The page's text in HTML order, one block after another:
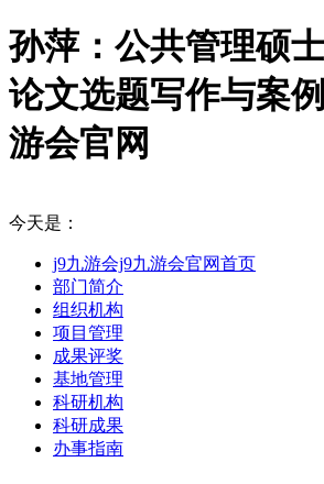
孙萍：公共管理硕
论文选题写作与案
游会官网
今天是：
j9九游会j9九游会官网首页
部门简介
组织机构
项目管理
成果评奖
基地管理
科研机构
科研成果
办事指南